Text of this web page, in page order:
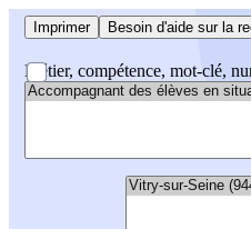
Imprimer Besoin d'aide sur la
Métier, compétence, mot-clé,